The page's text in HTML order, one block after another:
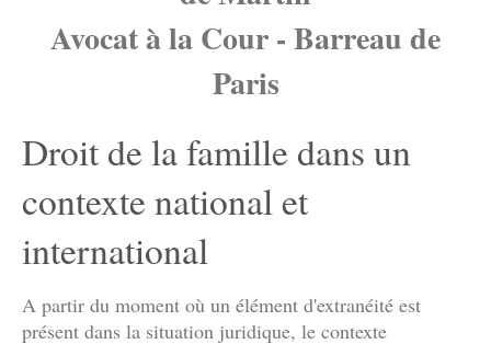
Avocat à la Cour - Barreau de
Paris
Droit de la famille dans un
contexte national et
international
A partir du moment où un élément d'extranéité est
présent dans la situation juridique, le contexte